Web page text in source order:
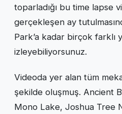
toparladığı bu time lapse
gerçekleşen ay
Park’a kadar birçok farklı
izleyebiliyorsunuz.
Videoda yer alan tüm
şekilde oluşmuş. Ancient
Mono Lake, Joshua Tree